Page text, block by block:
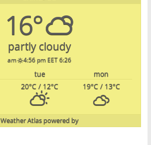
16°
partly cloudy
6:26 am
4:56 pm EET
mon
tue
19°C/ 13°C
20°C / 12°C
powered by
Weather Atlas